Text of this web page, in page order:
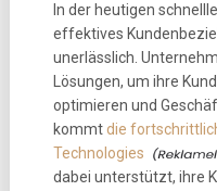
In der heutigen
effektives
unerlässlich.
Lösungen, um ihre
optimieren und
kommtdie
Technologies
dabei unterstützt, ihre